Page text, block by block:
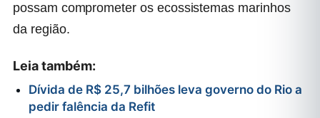
possam comprometer os ecossistemas marinhos
da região.
Leia também:
Dívida de R$ 25,7 bilhões leva governo do Rio a
pedir falência da Refit